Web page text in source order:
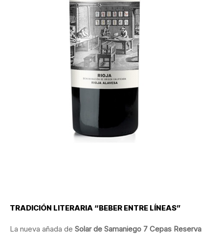
TRADICIÓN LITERARIA “BEBER ENTRE LÍNEAS”
La nueva añada de Solar de Samaniego 7 Cepas Reserva